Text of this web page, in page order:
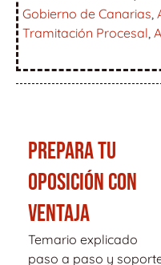
Gobierno de Canarias
Tramitación Procesal
PREPARA TU
OPOSICIÓN CON
VENTAJA
Temario explicado
paso a paso y